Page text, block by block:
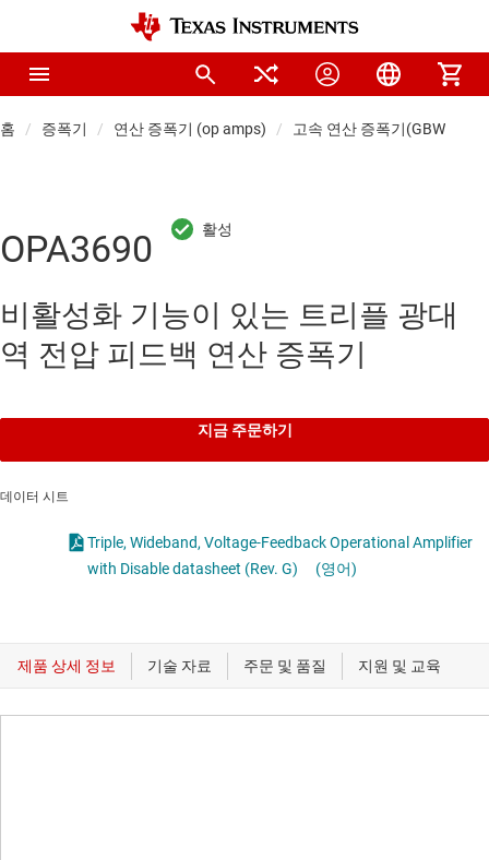
홈 증폭기 연산 증폭기 (op amps) 고속 연산 증폭기(GBW ≥
OPA3690
비활성화 기능이 있는 트리플 광대
역 전압 피드백 연산 증폭기
지금 주문하기
데이터 시트
Triple, Wideband, Voltage-Feedback Operational Amplifier
with Disable datasheet (Rev. G)
(영어)